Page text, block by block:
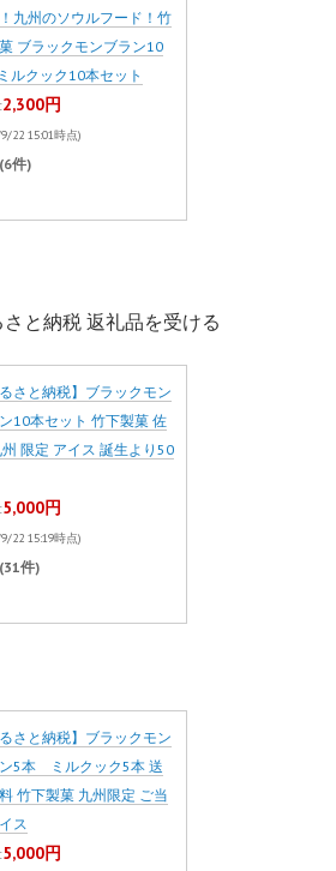
九州のソウルフード！竹
ブラックモンブラン10
ルクック10本セット
2,300円
22 15:01時点)
件)
と納税 返礼品を受ける
るさと納税】ブラックモン
10本セット 竹下製菓 佐
限定 アイス 誕生より50
5,000円
22 15:19時点)
件)
るさと納税】ブラックモン
5本 ミルクック5本 送
竹下製菓 九州限定 ご当
ス
5,000円